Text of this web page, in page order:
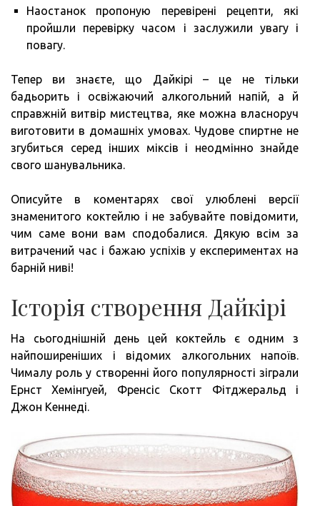
Наостанок пропоную перевірені рецепти, які
пройшли перевірку часом і заслужили увагу і
повагу.
Тепер ви знаєте, що Дайкірі – це не тільки
бадьорить і освіжаючий алкогольний напій, а й
справжній витвір мистецтва, яке можна власноруч
виготовити в домашніх умовах. Чудове спиртне не
згубиться серед інших міксів і неодмінно знайде
свого шанувальника.
Описуйте в коментарях свої улюблені версії
знаменитого коктейлю і не забувайте повідомити,
чим саме вони вам сподобалися. Дякую всім за
витрачений час і бажаю успіхів у експериментах на
барній ниві!
Історія створення Дайкірі
На сьогоднішній день цей коктейль є одним з
найпоширеніших і відомих алкогольних напоїв.
Чималу роль у створенні його популярності зіграли
Ернст Хемінгуей, Френсіс Скотт Фітджеральд і
Джон Кеннеді.